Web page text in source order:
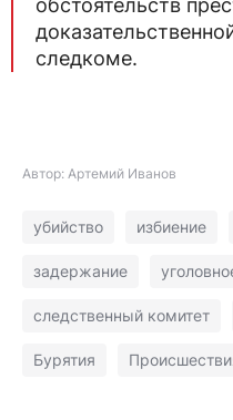
обстоятельств
следкоме.
Автор: Артемий Иванов
убийство избиение
задержание
следственный комитет
Бурятия